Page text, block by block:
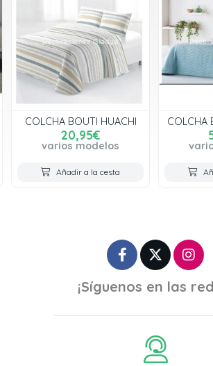
COLCHA BOUTI HUACHI
20,95€
varios modelos
Añadir a la cesta
COLCHA
¡Síguenos en las